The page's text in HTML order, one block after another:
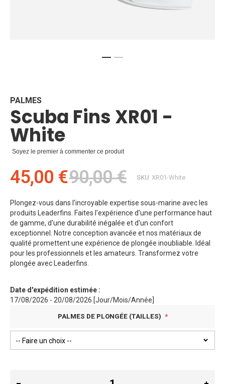
beginning
of
the
images
gallery
PALMES
Scuba Fins XR01 -
White
Soyez le premier à commenter ce produit
45,00 €90,00 € SKU XR01-White
Plongez-vous dans l'incroyable expertise sous-marine avec les
produits Leaderfins. Faites l'expérience d'une performance haut
de gamme, d'une durabilité inégalée et d'un confort
exceptionnel. Notre conception avancée et nos matériaux de
qualité promettent une expérience de plongée inoubliable. Idéal
pour les professionnels et les amateurs. Transformez votre
plongée avec Leaderfins.
Date d'expédition estimée :
17/08/2026 - 20/08/2026 [Jour/Mois/Année]
PALMES DE PLONGÉE (TAILLES)